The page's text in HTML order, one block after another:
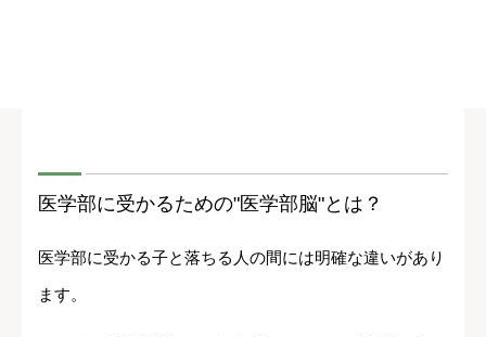
医学部に受かるための"医学部脳"とは？
医学部に受かる子と落ちる人の間には明確な違いがあり
ます。